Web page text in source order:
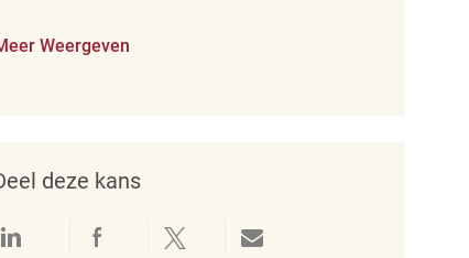
Weergeven
deze kans
Delen via LinkedInDelen via Facebook
Delen via twitterDelen via e-mail